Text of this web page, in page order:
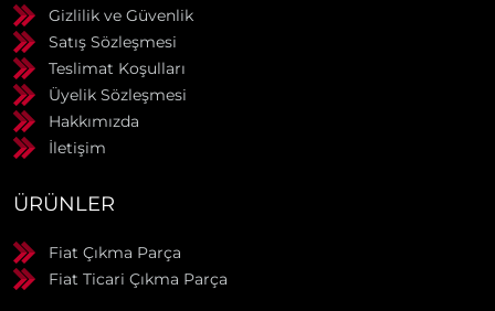
Gizlilik ve Güvenlik
Satış Sözleşmesi
Teslimat Koşulları
Üyelik Sözleşmesi
Hakkımızda
İletişim
ÜRÜNLER
Fiat Çıkma Parça
Fiat Ticari Çıkma Parça